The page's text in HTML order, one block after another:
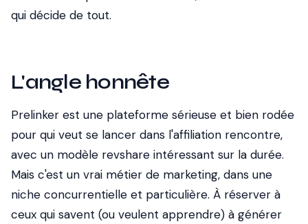
qui décide de tout.
L'angle honnête
Prelinker est une plateforme sérieuse et bien rodée
pour qui veut se lancer dans l'affiliation rencontre,
avec un modèle revshare intéressant sur la durée.
Mais c'est un vrai métier de marketing, dans une
niche concurrentielle et particulière. À réserver à
ceux qui savent (ou veulent apprendre) à générer